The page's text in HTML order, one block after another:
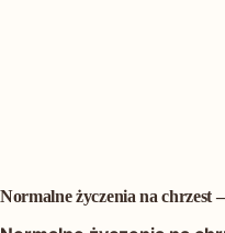
Normalne życzenia na chrzest